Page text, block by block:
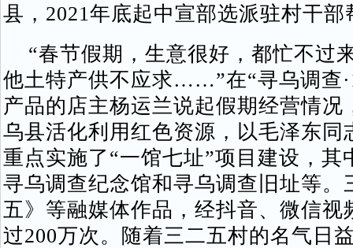
县，2021年底起中宣部选派驻村干
“春节假期，生意很好，都忙不过
他土特产供不应求……”在“寻乌调查
产品的店主杨运兰说起假期经营情
乌县活化利用红色资源，以毛泽东
重点实施了“一馆七址”项目建设，
寻乌调查纪念馆和寻乌调查旧址等
五》等融媒体作品，经抖音、微信
过200万次。随着三二五村的名气日